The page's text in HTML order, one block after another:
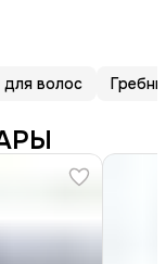
для волос